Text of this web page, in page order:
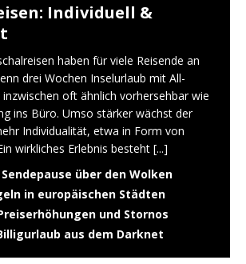
Individuell &
haben für viele Reisende an
drei Wochen Inselurlaub mit All-
oft ähnlich vorhersehbar wie
ins Büro. Umso stärker wächst der
Individualität, etwa in Form von
wirkliches Erlebnis besteht [...]
über den Wolken
in europäischen Städten
und Stornos
aus dem Darknet